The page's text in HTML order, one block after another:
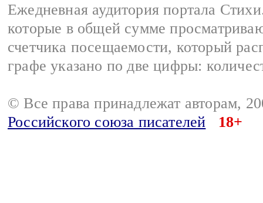
Ежедневная аудитория портала
которые в общей сумме
счетчика посещаемости, который
графе указано по две цифры:
© Все права принадлежат авторам,
Российского союза писателей
18+